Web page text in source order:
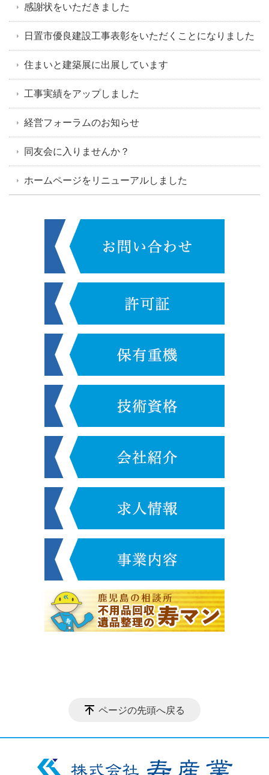
感謝状をいただきました
日置市優良建設工事表彰をいただくことになりました
住まいと建築展に出展しています
工事実績をアップしました
経営フォーラムのお知らせ
同友会に入りませんか？
ホームページをリニューアルしました
ページの先頭へ戻る